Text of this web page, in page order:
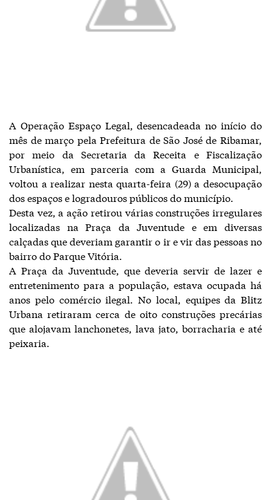
A Operação Espaço Legal, desencadeada no início do
mês de março pela Prefeitura de São José de Ribamar,
por meio da Secretaria da Receita e Fiscalização
Urbanística, em parceria com a Guarda Municipal,
voltou a realizar nesta quarta-feira (29) a desocupação
dos espaços e logradouros públicos do município.
Desta vez, a ação retirou várias construções irregulares
localizadas na Praça da Juventude e em diversas
calçadas que deveriam garantir o ir e vir das pessoas no
bairro do Parque Vitória.
A Praça da Juventude, que deveria servir de lazer e
entretenimento para a população, estava ocupada há
anos pelo comércio ilegal. No local, equipes da Blitz
Urbana retiraram cerca de oito construções precárias
que alojavam lanchonetes, lava jato, borracharia e até
peixaria.